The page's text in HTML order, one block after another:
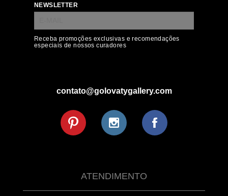
NEWSLETTER
Receba promoções exclusivas e recomendações
especiais de nossos curadores
contato@golovatygallery.com
ATENDIMENTO